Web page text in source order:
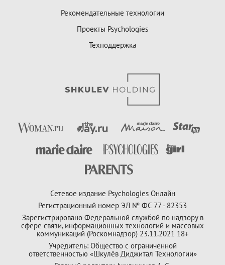
Рекомендательные технологии
Проекты Psychologies
Техподдержка
Сетевое издание Psychologies Онлайн
Регистрационный номер ЭЛ № ФС 77 - 82353
Зарегистрировано Федеральной службой по надзору в
сфере связи, информационных технологий и массовых
коммуникаций (Роскомнадзор) 23.11.2021 18+
Учредитель: Общество с ограниченной
ответственностью «Шкулёв Диджитал Технологии»